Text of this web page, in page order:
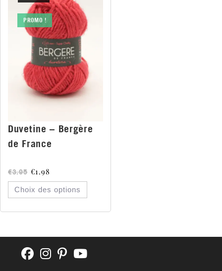
PROMO !
Duvetine – Bergère
de France
€3.95 €1.98
Choix des options